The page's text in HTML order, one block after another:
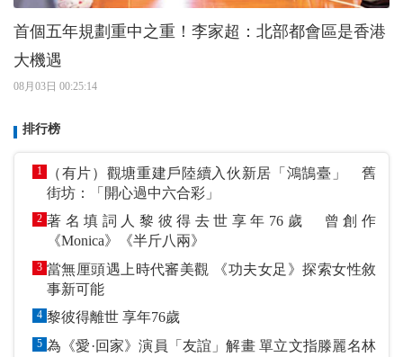
首個五年規劃重中之重！李家超：北部都會區是香港
大機遇
08月03日 00:25:14
排行榜
1
（有片）觀塘重建戶陸續入伙新居「鴻鵠臺」 舊
街坊：「開心過中六合彩」
2 著名填詞人黎彼得去世享年76歲 曾創作
《Monica》《半斤八兩》
3 當無厘頭遇上時代審美觀 《功夫女足》探索女性敘
事新可能
4 黎彼得離世 享年76歲
5 為《愛·回家》演員「友誼」解畫 單立文指滕麗名林